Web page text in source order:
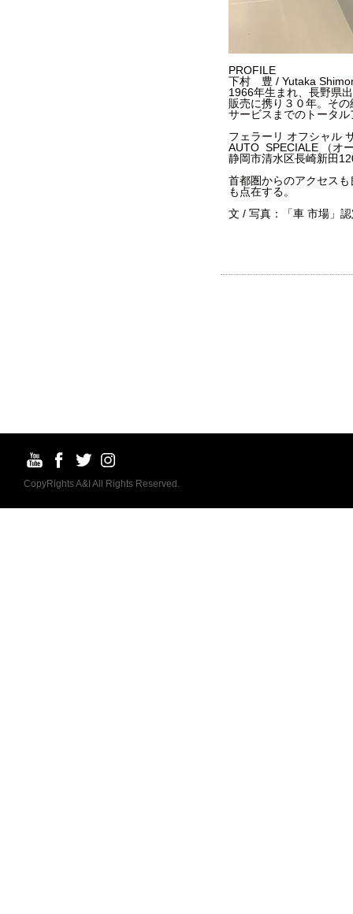
PROFILE
下村 豊 / Yutaka
1966年生まれ、長野県
販売に携り３０年。そ
サービスまでのトータ
フェラーリ オフシャル
AUTO SPECIALE （オ
静岡市清水区長崎新田
首都圏からのアクセス
も点在する。
文 / 写真：「車 市場」
CopyRights A&I All Rights Reserved.